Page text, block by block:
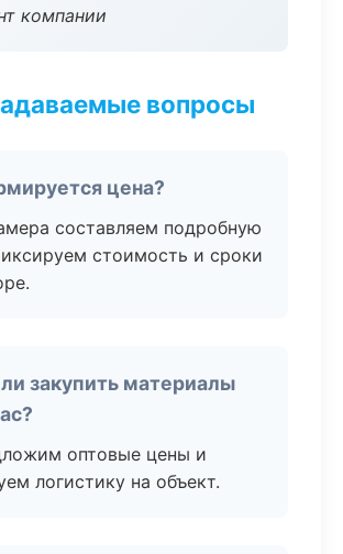
компании
вопросы
цена?
составляем подробную
стоимость и сроки
закупить материалы
оптовые цены и
логистику на объект.